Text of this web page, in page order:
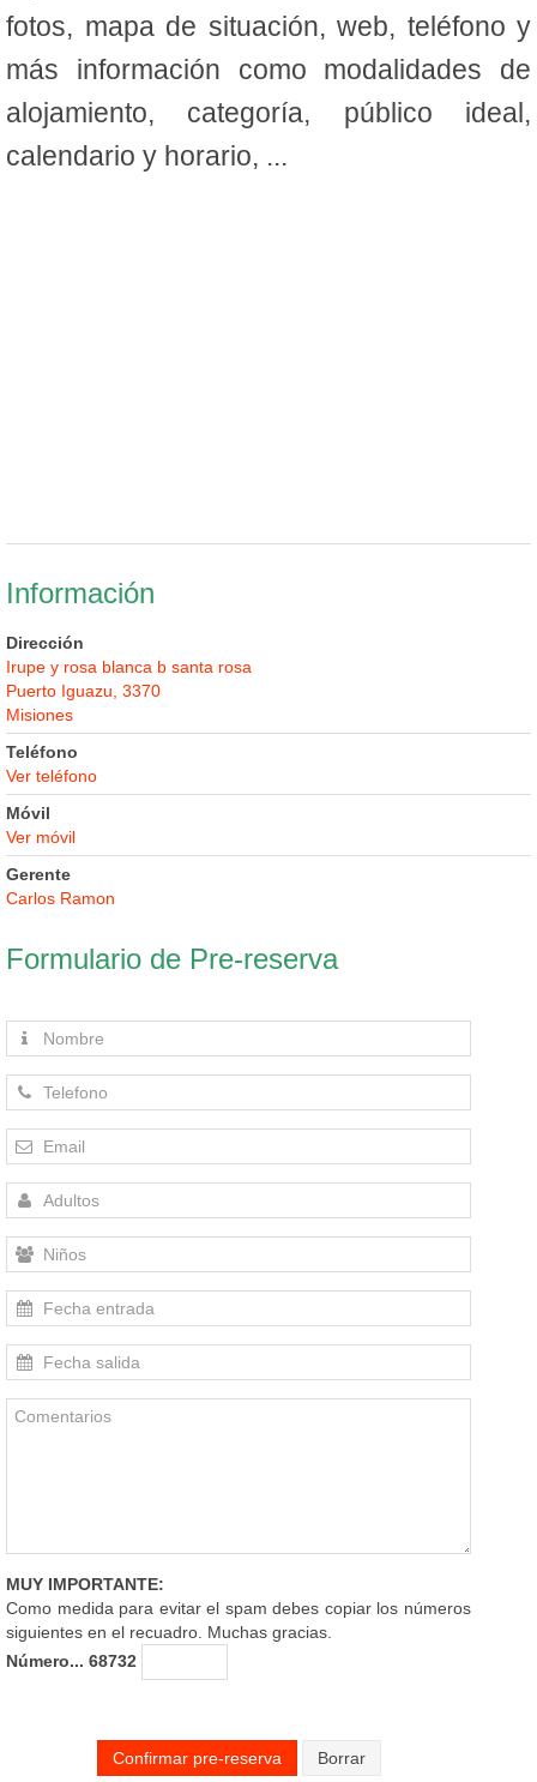
fotos, mapa de situación, web, teléfono y
más información como modalidades de
alojamiento, categoría, público ideal,
calendario y horario, ...
Información
Dirección
Irupe y rosa blanca b santa rosa
Puerto Iguazu, 3370
Misiones
Teléfono
Ver teléfono
Móvil
Ver móvil
Gerente
Carlos Ramon
Formulario de Pre-reserva
MUY IMPORTANTE:
Como medida para evitar el spam debes copiar los números
siguientes en el recuadro. Muchas gracias.
Número... 68732
Confirmar pre-reserva